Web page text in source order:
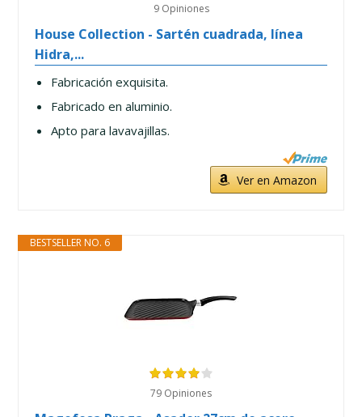
9 Opiniones
House Collection - Sartén cuadrada, línea
Hidra,...
Fabricación exquisita.
Fabricado en aluminio.
Apto para lavavajillas.
Ver en Amazon
BESTSELLER NO. 6
79 Opiniones